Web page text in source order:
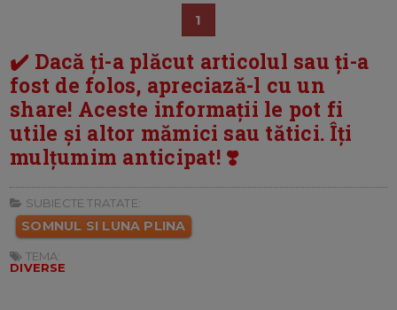
1
✔️ Dacă ți-a plăcut articolul sau ți-a
fost de folos, apreciază-l cu un
share! Aceste informații le pot fi
utile și altor mămici sau tătici. Îți
mulțumim anticipat! ❣️
SUBIECTE TRATATE:
SOMNUL SI LUNA PLINA
TEMA:
DIVERSE